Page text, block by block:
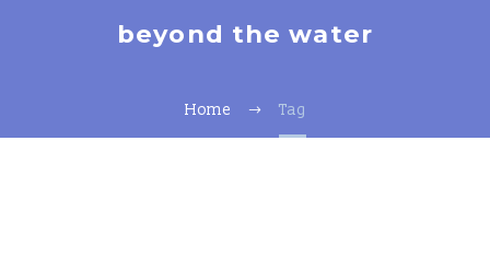
beyond the water
Home Tag